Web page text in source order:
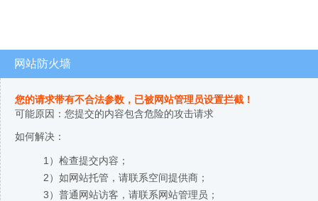
网站防火墙
您的请求带有不合法参数，已被网站管理员设置拦截！
可能原因：您提交的内容包含危险的攻击请求
如何解决：
1）检查提交内容；
2）如网站托管，请联系空间提供商；
3）普通网站访客，请联系网站管理员；